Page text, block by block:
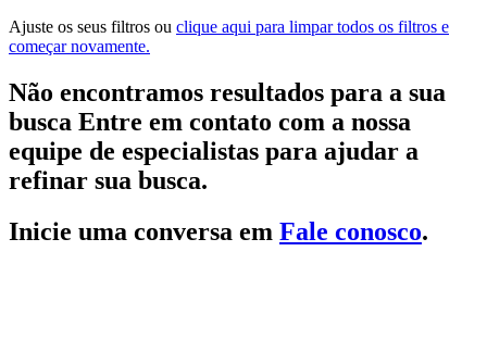
Ajuste os seus filtros ou clique aqui para limpar todos os filtros e
começar novamente.
Não encontramos resultados para a sua
busca Entre em contato com a nossa
equipe de especialistas para ajudar a
refinar sua busca.
Inicie uma conversa em Fale conosco.